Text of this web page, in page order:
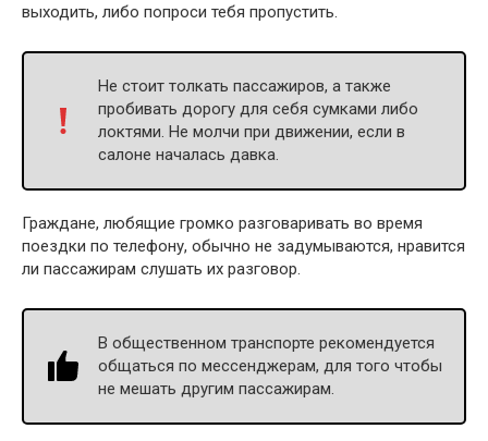
выходить, либо попроси тебя пропустить.
Не стоит толкать пассажиров, а также
пробивать дорогу для себя сумками либо
локтями. Не молчи при движении, если в
салоне началась давка.
Граждане, любящие громко разговаривать во время
поездки по телефону, обычно не задумываются, нравится
ли пассажирам слушать их разговор.
В общественном транспорте рекомендуется
общаться по мессенджерам, для того чтобы
не мешать другим пассажирам.